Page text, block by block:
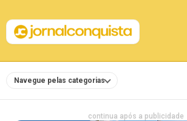
Navegue pelas categorias
continua após a publicidade